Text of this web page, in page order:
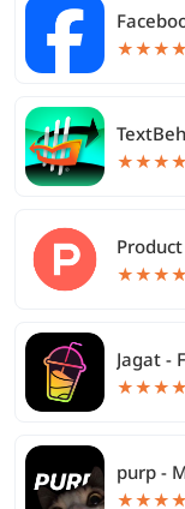
★★★★
★★★★
★★★★
Jagat -
★★★★
purp -
★★★★